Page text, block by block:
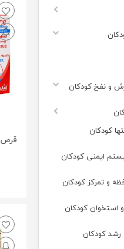
و نفخ کودکان
کودکان
ایمنی کودکان
و تمرکز کودکان
استخوان کودکان
رشد کودکان